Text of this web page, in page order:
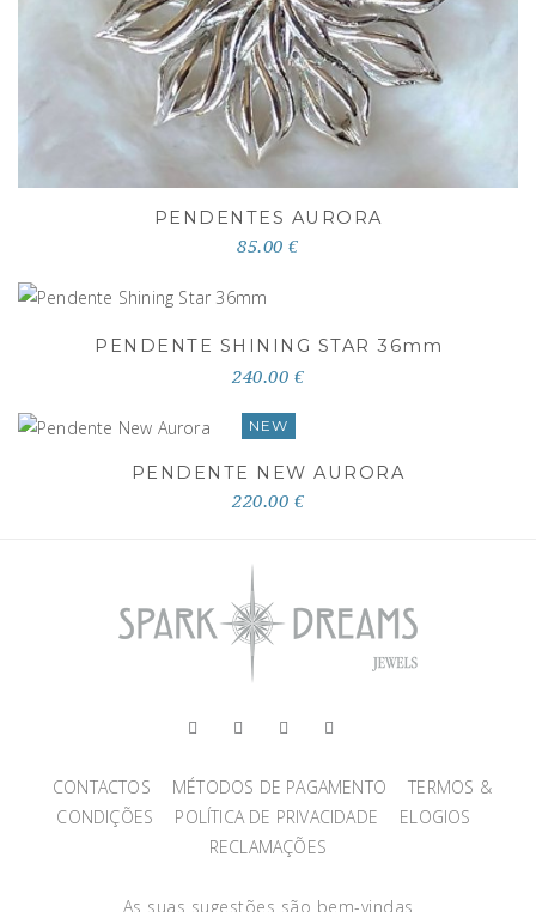
PENDENTES AURORA
85.00 €
PENDENTE SHINING STAR 36mm
240.00 €
NEW
PENDENTE NEW AURORA
220.00 €
CONTACTOS MÉTODOS DE PAGAMENTO
TERMOS &
CONDIÇÕES
POLÍTICA DE PRIVACIDADE
ELOGIOS
RECLAMAÇÕES
As suas sugestões são bem-vindas